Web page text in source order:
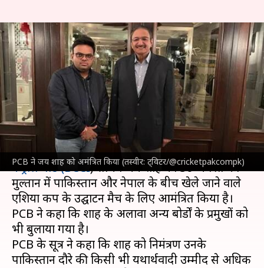
PCB ने जय शाह को अमंत्रित किया (तस्वीर: ट्विटर/@cricketpakcompk)
एशिया कप 2023: PCB ने जय शाह
को उद्घाटन मैच के लिए पाकिस्तान
आमंत्रित किया
लेखन Aug 19, 2023 04:21 pm
पाकिस्तान क्रिकेट बोर्ड (PCB)ने शुक्रवार कोभारतीय क्रिकेट
कंट्रोल बोर्ड (BCCI) सचिव जय शाह को 30 अगस्त को
मुल्तान में पाकिस्तान और नेपाल के बीच खेले जाने वाले
एशिया कप के उद्घाटन मैच के लिए आमंत्रित किया है।
PCB ने कहा कि शाह के अलावा अन्य बोर्डों के प्रमुखों को
भी बुलाया गया है।
PCB के सूत्र ने कहा कि शाह को निमंत्रण उनके
पाकिस्तान दौरे की किसी भी यथार्थवादी उम्मीद से अधिक